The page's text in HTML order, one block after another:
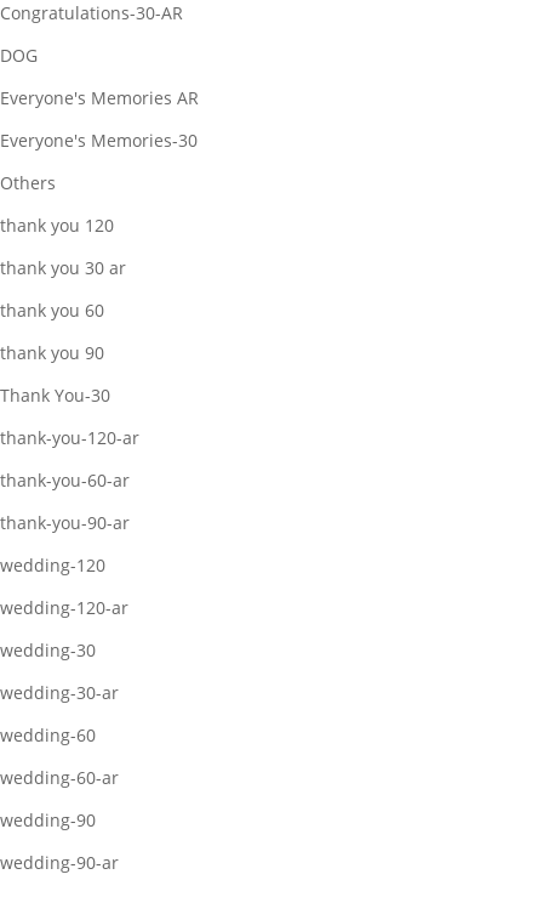
Congratulations-30-AR
DOG
Everyone's Memories AR
Everyone's Memories-30
Others
thank you 120
thank you 30 ar
thank you 60
thank you 90
Thank You-30
thank-you-120-ar
thank-you-60-ar
thank-you-90-ar
wedding-120
wedding-120-ar
wedding-30
wedding-30-ar
wedding-60
wedding-60-ar
wedding-90
wedding-90-ar